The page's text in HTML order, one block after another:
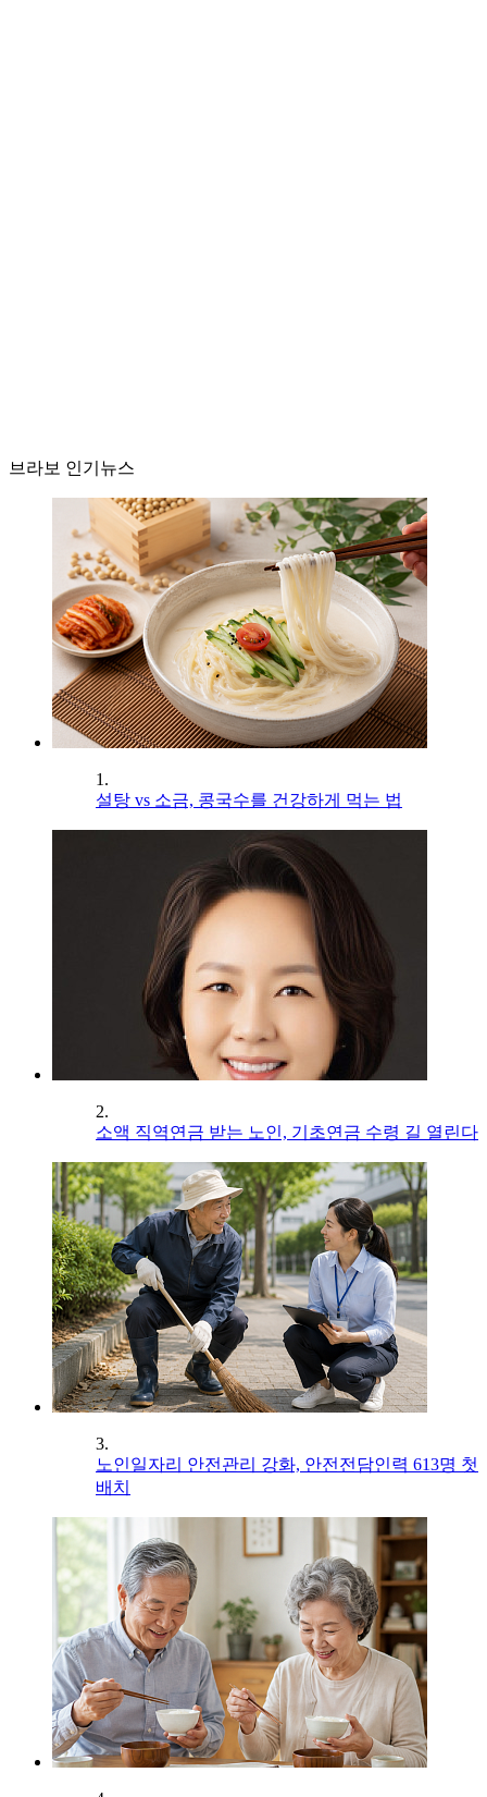
브라보 인기뉴스
1.
설탕 vs 소금, 콩국수를 건강하게 먹는 법
2.
소액 직역연금 받는 노인, 기초연금 수령 길 열린다
3.
노인일자리 안전관리 강화, 안전전담인력 613명 첫
배치